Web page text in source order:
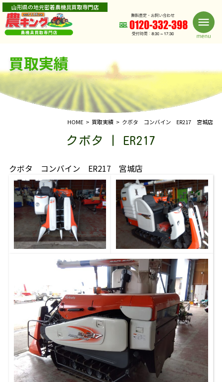
山形県の地元密着農機具買取専門店
買取実績
HOME 買取実績 クボタ コンバイン ER217 宮城店
クボタ | ER217
クボタ コンバイン ER217 宮城店